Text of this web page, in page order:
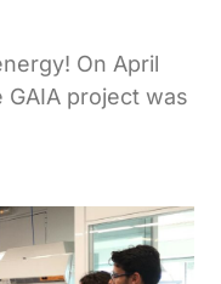
On April
project was